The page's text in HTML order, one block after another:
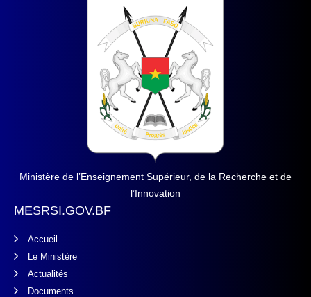
Ministère de l’Enseignement Supérieur, de la Recherche et de
l’Innovation
MESRSI.GOV.BF
Accueil
Le Ministère
Actualités
Documents